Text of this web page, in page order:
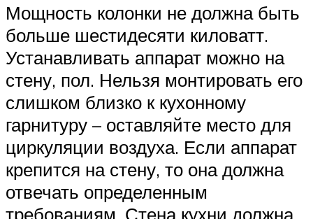
Мощность колонки не должна быть
больше шестидесяти киловатт.
Устанавливать аппарат можно на
стену, пол. Нельзя монтировать его
слишком близко к кухонному
гарнитуру – оставляйте место для
циркуляции воздуха. Если аппарат
крепится на стену, то она должна
отвечать определенным
требованиям. Стена кухни должна